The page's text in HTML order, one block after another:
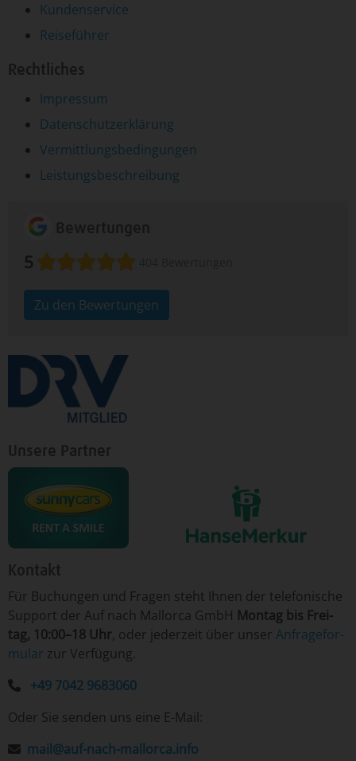
Kundenservice
Reiseführer
Rechtliches
Impressum
Datenschutzerklärung
Vermittlungsbedingungen
Leistungsbeschreibung
5
Zu den Bewertungen
Unsere Partner
Kontakt
Für ­Bu­chun­gen un­d Fra­gen ­steht Ih­nen der te­le­fo­nische
Sup­port der Auf nach Mallorca GmbH Mon­tag ­bis Frei­
tag, 10:00–18 Uhr, o­der je­der­zeit ­über­ un­ser An­fra­ge­for­
mu­lar ­zur Ver­fü­gung.
+49 7042 9683060
Oder Sie senden uns eine E-Mail:
mail@auf-nach-mallorca.info